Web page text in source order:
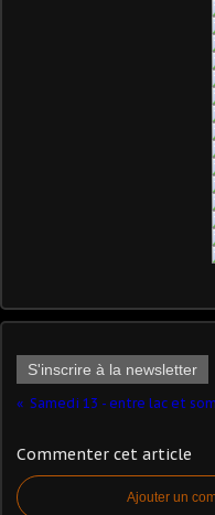
S'inscrire à la newsletter
Samedi 13 - entre lac et
Commenter cet article
Ajouter un